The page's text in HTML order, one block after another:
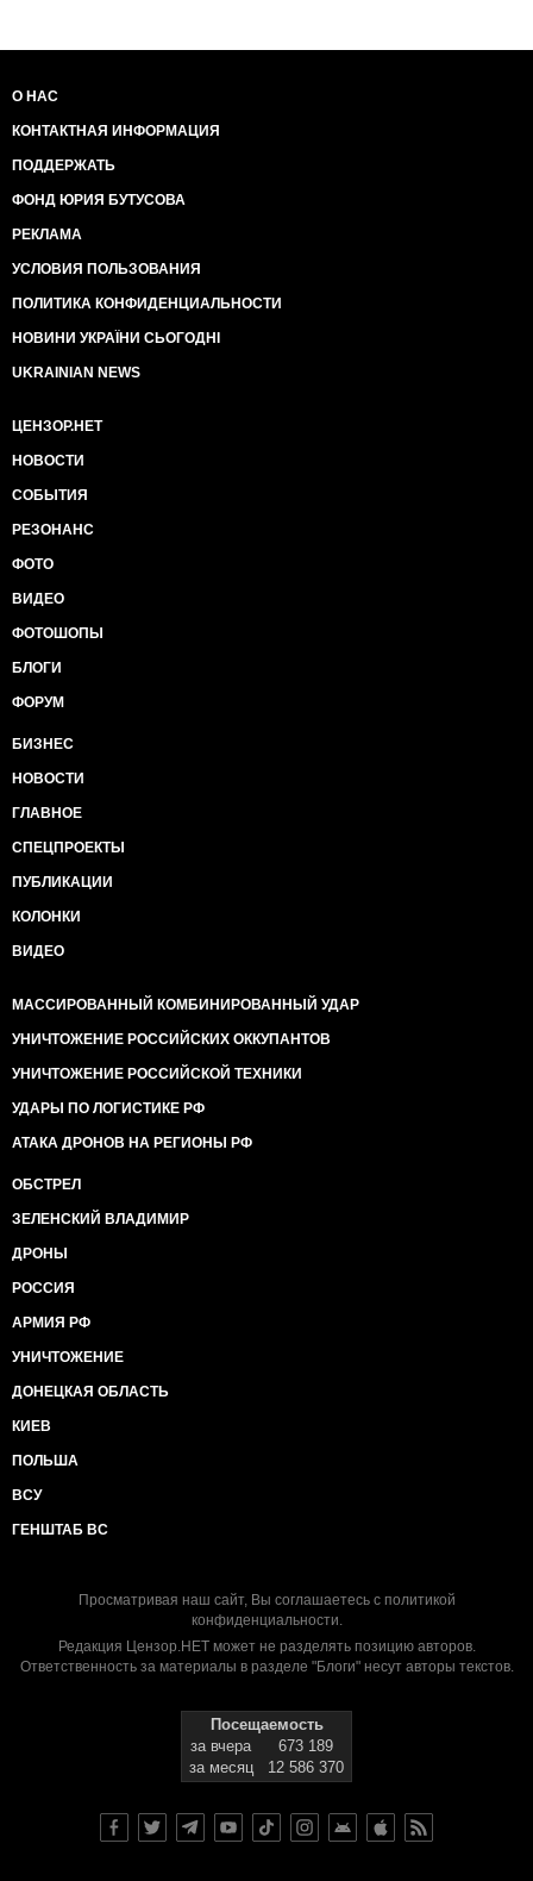
О НАС
КОНТАКТНАЯ ИНФОРМАЦИЯ
ПОДДЕРЖАТЬ
ФОНД ЮРИЯ БУТУСОВА
РЕКЛАМА
УСЛОВИЯ ПОЛЬЗОВАНИЯ
ПОЛИТИКА КОНФИДЕНЦИАЛЬНОСТИ
НОВИНИ УКРАЇНИ СЬОГОДНІ
UKRAINIAN NEWS
ЦЕНЗОР.НЕТ
НОВОСТИ
СОБЫТИЯ
РЕЗОНАНС
ФОТО
ВИДЕО
ФОТОШОПЫ
БЛОГИ
ФОРУМ
БИЗНЕС
НОВОСТИ
ГЛАВНОЕ
СПЕЦПРОЕКТЫ
ПУБЛИКАЦИИ
КОЛОНКИ
ВИДЕО
МАССИРОВАННЫЙ КОМБИНИРОВАННЫЙ УДАР
УНИЧТОЖЕНИЕ РОССИЙСКИХ ОККУПАНТОВ
УНИЧТОЖЕНИЕ РОССИЙСКОЙ ТЕХНИКИ
УДАРЫ ПО ЛОГИСТИКЕ РФ
АТАКА ДРОНОВ НА РЕГИОНЫ РФ
ОБСТРЕЛ
ЗЕЛЕНСКИЙ ВЛАДИМИР
ДРОНЫ
РОССИЯ
АРМИЯ РФ
УНИЧТОЖЕНИЕ
ДОНЕЦКАЯ ОБЛАСТЬ
КИЕВ
ПОЛЬША
ВСУ
ГЕНШТАБ ВС
Просматривая наш сайт, Вы соглашаетесь с политикой
конфиденциальности.
Редакция Цензор.НЕТ может не разделять позицию авторов.
Ответственность за материалы в разделе "Блоги" несут авторы текстов.
Посещаемость
за вчера
673 189
за месяц
12 586 370